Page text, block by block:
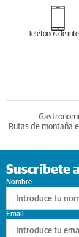
Teléfonos de
Rutas de montaña
Suscríbete
Nombre
Email